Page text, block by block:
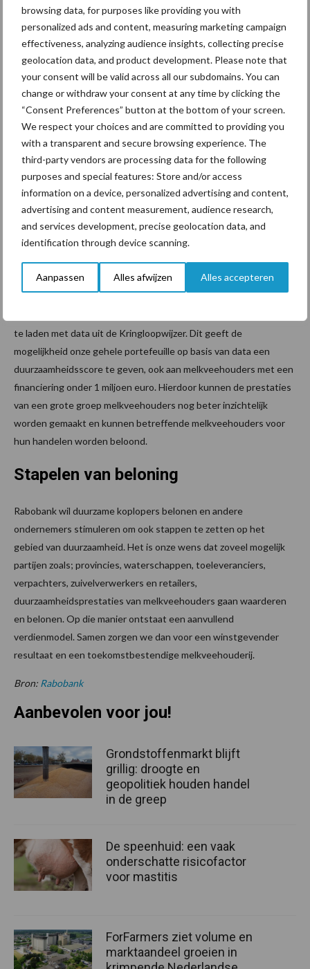
browsing data, for purposes like providing you with
personalized ads and content, measuring marketing campaign
effectiveness, analyzing audience insights, collecting precise
geolocation data, and product development. Please note that
your consent will be valid across all our subdomains. You can
change or withdraw your consent at any time by clicking the
“Consent Preferences” button at the bottom of your screen.
We respect your choices and are committed to providing you
with a transparent and secure browsing experience. The
third-party vendors are processing data for the following
purposes and special features: Store and/or access
information on a device, personalized advertising and content,
advertising and content measurement, audience research,
and services development, precise geolocation data, and
identification through device scanning.
Aanpassen Alles afwijzen Alles accepteren
Testfase rentekorting: belonen van
duurzame koplopers
Onlangs is Rabobank een
gestart waarbij
melkveehouders 0,2% rentekorting kunnen ontvangen bij
renteverlengingen en nieuwe financieringen. Het gaat om
melkveehouders die bij Rabobank in de duurzaamheidsscore A
vallen en een financiering hebben van meer dan 1 miljoen euro.
Door de duurzaamheidsprestaties meetbaar te maken, kan er nu
ook een beloning worden gegeven aan koplopers. We bieden
daarnaast de Rabo Groenlening en Rabo Impactlening waarmee
initiatieven voor verduurzaming in aanmerking komen voor een
Daarnaast onderzoeken we momenteel hoe deze aanpak ook
te laden met data uit de Kringloopwijzer. Dit geeft de
mogelijkheid onze gehele portefeuille op basis van data een
duurzaamheidsscore te geven, ook aan melkveehouders met een
financiering onder 1 miljoen euro. Hierdoor kunnen de prestaties
van een grote groep melkveehouders nog beter inzichtelijk
worden gemaakt en kunnen betreffende melkveehouders voor
hun handelen worden beloond.
Stapelen van beloning
Rabobank wil duurzame koplopers belonen en andere
ondernemers stimuleren om ook stappen te zetten op het
gebied van duurzaamheid. Het is onze wens dat zoveel mogelijk
partijen zoals; provincies, waterschappen, toeleveranciers,
verpachters, zuivelverwerkers en retailers,
duurzaamheidsprestaties van melkveehouders gaan waarderen
en belonen. Op die manier ontstaat een aanvullend
verdienmodel. Samen zorgen we dan voor een winstgevender
resultaat en een toekomstbestendige melkveehouderij.
Bron: Rabobank
Aanbevolen voor jou!
Grondstoffenmarkt blijft
grillig: droogte en
geopolitiek houden handel
in de greep
De speenhuid: een vaak
onderschatte risicofactor
voor mastitis
ForFarmers ziet volume en
marktaandeel groeien in